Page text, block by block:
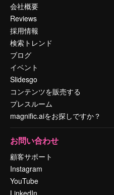
会社概要
Reviews
採用情報
検索トレンド
ブログ
イベント
Slidesgo
コンテンツを販売する
プレスルーム
magnific.aiをお探しですか？
お問い合わせ
顧客サポート
Instagram
YouTube
LinkedIn